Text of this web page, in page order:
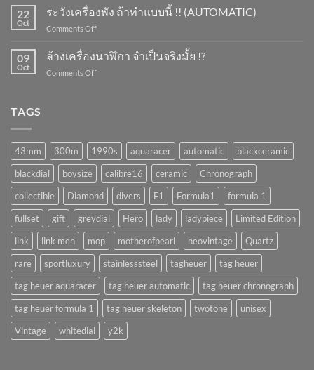
ยังหมุน
นาฬิกา
จำเป็น
!?
22
Oct
ระวังเครื่องพัง ถ้าทำแบบนี้ !! (AUTOMATIC)
Comments Offon
เครื่อง
พัง
ถ้า
09
Oct
ล้างเครื่องนาฬิกา จำเป็นจริงมั้ย !?
Comments Offon
มั้ย
!?
TAGS
43mm 300m 1990s aquaracer automatic
blackceramic
blackdial
boysize calibre16 ceramic
Chronograph
collectible
Diamond divers F1 Formula1
formula 1
fullset
gift greydial Hero lady ladypiece
Limited Edition
link
link men mop motherofpearl neovintage
Quartz
rare
sportluxury stainlesssteel tagheuer
tag heuer
tag heuer aquaracer
tag heuer automatic
tag heuer chronograph
tag heuer formula 1
tag heuer skeleton twotone
unisex
Vintage
whitedial y2k